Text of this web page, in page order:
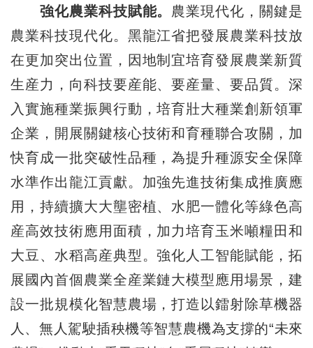
強化農業科技賦能。 農業現代化，關鍵是
農業科技現代化。黑龍江省把發展農業科技放
在更加突出位置，因地制宜培育發展農業新質
生産力，向科技要産能、要産量、要品質。深
入實施種業振興行動，培育壯大種業創新領軍
企業，開展關鍵核心技術和育種聯合攻關，加
快育成一批突破性品種，為提升種源安全保障
水準作出龍江貢獻。加強先進技術集成推廣應
用，持續擴大大壟密植、水肥一體化等綠色高
産高效技術應用面積，加力培育玉米噸糧田和
大豆、水稻高産典型。強化人工智能賦能，拓
展國內首個農業全産業鏈大模型應用場景，建
設一批規模化智慧農場，打造以鐳射除草機器
人、無人駕駛插秧機等智慧農機為支撐的“未來